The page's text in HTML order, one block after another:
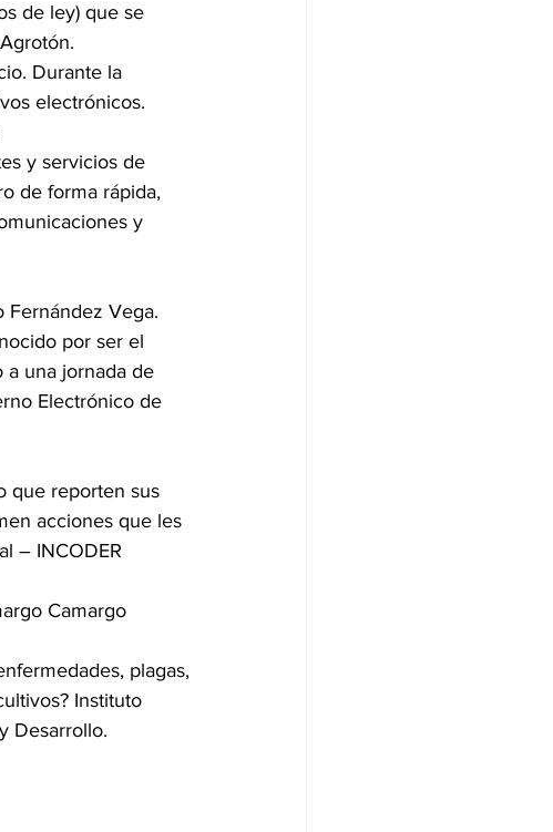
de ley) que se
Durante la
electrónicos.
y servicios de
de forma rápida,
y
Fernández Vega.
por ser el
una jornada de
Electrónico de
que reporten sus
acciones que les
– INCODER
Camargo
plagas,
Instituto
Desarrollo.